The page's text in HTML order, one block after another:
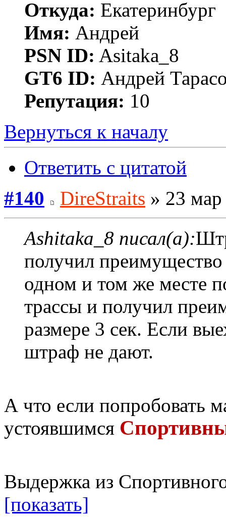
Откуда: Екатеринбург
Имя: Андрей
PSN ID: Asitaka_8
GT6 ID: Андрей
Репутация: 10
Вернуться к началу
Ответить с цитатой
#140
DireStraits » 23
Ashitaka_8 писал(а):
получил
одном и том же месте
трассы и получил
размере 3 сек. Если
штраф не дают.
А что если попробовать
устоявшимся
Выдержка из
[показать]